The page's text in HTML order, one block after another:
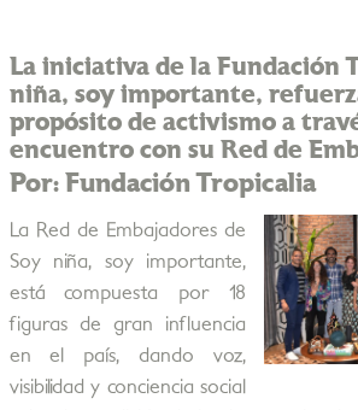
La iniciativa de la Fundación
niña, soy importante,
propósito de activismo a
encuentro con su Red de
Por: Fundación Tropicalia
La Red de Embajadores de
Soy niña, soy importante,
está compuesta por 18
figuras de gran influencia
en el país, dando voz,
visibilidad y conciencia social